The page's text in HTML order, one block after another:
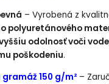
– Vyrobená z
polyuretánového
odolnosť voči
poškodeniu.
150 g/m² –